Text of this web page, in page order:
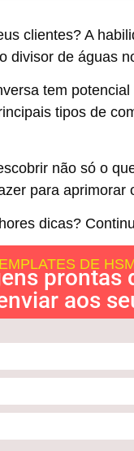
clientes? A
divisor de águas
tem
tipos de
não só o
para aprimorar
dicas?
DE
prontas
aos